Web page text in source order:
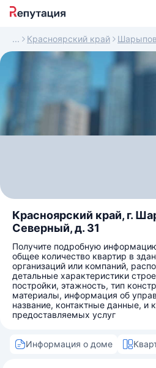
Красноярский край
Красноярский край, г.
Северный, д. 31
Получите подробную
общее количество квартир в
организаций или компаний,
детальные характеристики
постройки, этажность, тип
материалы, информация об
название, контактные данные, и
предоставляемых услуг
Информация о доме